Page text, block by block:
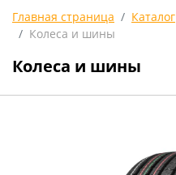
Главная страница Каталог
Колеса и шины
Колеса и шины